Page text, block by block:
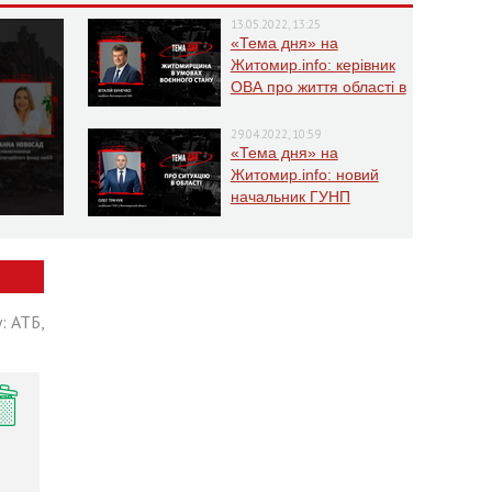
13.05.2022, 13:25
«Тема дня» на
Житомир.info: керівник
ОВА про життя області в
29.04.2022, 10:59
«Тема дня» на
Житомир.info: новий
начальник ГУНП
АТБ,